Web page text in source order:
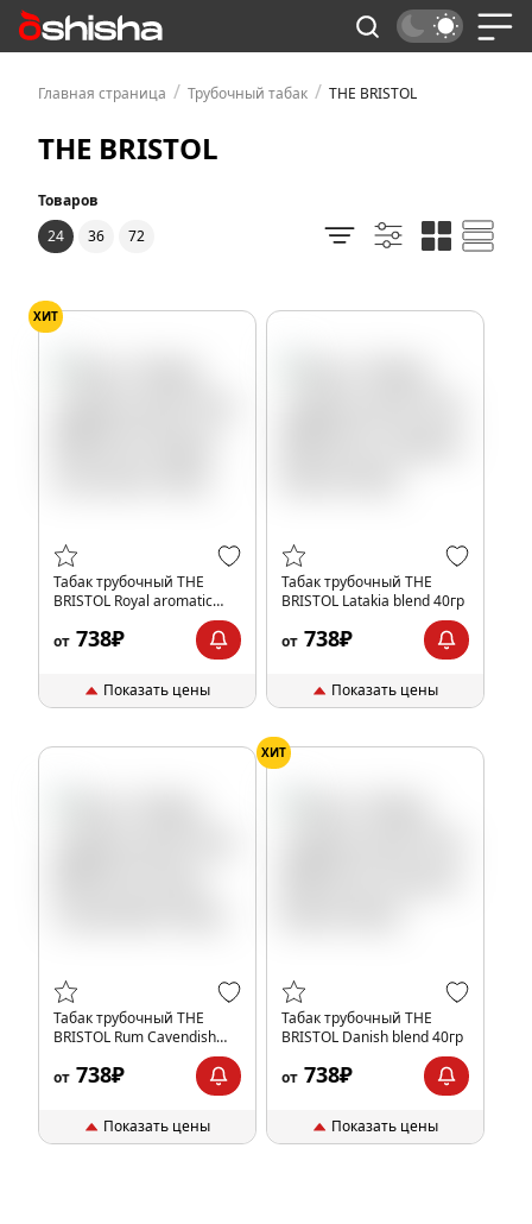
Главная страница / Трубочный табак / THE BRISTOL
THE BRISTOL
Товаров
24
36 72
ХИТ
Табак трубочный THE
BRISTOL Royal aromatic
от 738₽
Показать цены
Табак трубочный THE
BRISTOL Latakia blend 40гр
от 738₽
Показать цены
Табак трубочный THE
BRISTOL Rum Cavendish
от 738₽
Показать цены
ХИТ
Табак трубочный THE
BRISTOL Danish blend 40гр
от 738₽
Показать цены